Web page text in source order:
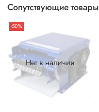
Сопутствующие товары
Нет в наличии
-50%